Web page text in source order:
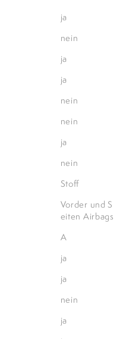
ja
nein
ja
ja
nein
nein
ja
nein
Stoff
Vorder und S
eiten Airbags
A
ja
ja
nein
ja